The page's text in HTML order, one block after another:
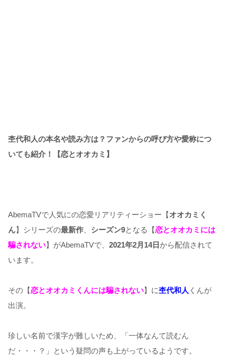
杢代和人の本名や読み方は？ファンからの呼び方や愛称につ
いても紹介！【恋とオオカミ】
AbemaTVで人気にの恋愛リアリティーショー【オオカミく
ん】シリーズの最新作 シーズン9となる【恋とオオカミには
騙されない】がAbemaTVで、 2021年2月14日から配信されて
います。
その【恋とオオカミくんには騙されない】に杢代和人 くんが
出演。
珍しい名前で漢字が難しいため、「一体なんて読むん
だ・・・？」という疑問の声も上がっているようです。